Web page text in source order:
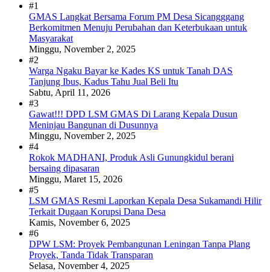
#1
GMAS Langkat Bersama Forum PM Desa Sicangggang
Berkomitmen Menuju Perubahan dan Keterbukaan untuk
Masyarakat
Minggu, November 2, 2025
#2
Warga Ngaku Bayar ke Kades KS untuk Tanah DAS
Tanjung Ibus, Kadus Tahu Jual Beli Itu
Sabtu, April 11, 2026
#3
Gawat!!! DPD LSM GMAS Di Larang Kepala Dusun
Meninjau Bangunan di Dusunnya
Minggu, November 2, 2025
#4
Rokok MADHANI, Produk Asli Gunungkidul berani
bersaing dipasaran
Minggu, Maret 15, 2026
#5
LSM GMAS Resmi Laporkan Kepala Desa Sukamandi Hilir
Terkait Dugaan Korupsi Dana Desa
Kamis, November 6, 2025
#6
DPW LSM: Proyek Pembangunan Leningan Tanpa Plang
Proyek, Tanda Tidak Transparan
Selasa, November 4, 2025